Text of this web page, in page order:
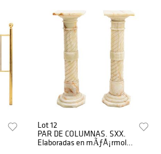
Lot 12
PAR DE COLUMNAS. SXX.
Elaboradas en mÃƒÂ¡rmol